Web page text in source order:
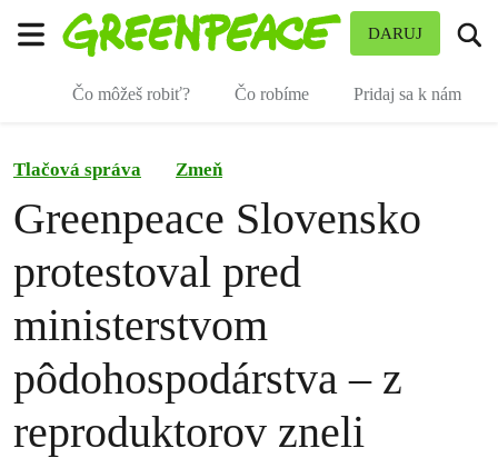
DARUJ
Čo môžeš robiť? Čo robíme Pridaj sa k nám
Tlačová správa Zmeň
Greenpeace Slovensko
protestoval pred
ministerstvom
pôdohospodárstva – z
reproduktorov zneli